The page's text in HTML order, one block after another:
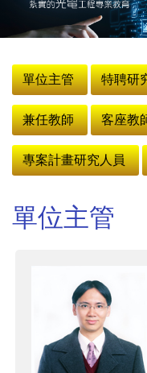
單位主管
特聘研
兼任教師 客座教
專案計畫研究人員
單位主管